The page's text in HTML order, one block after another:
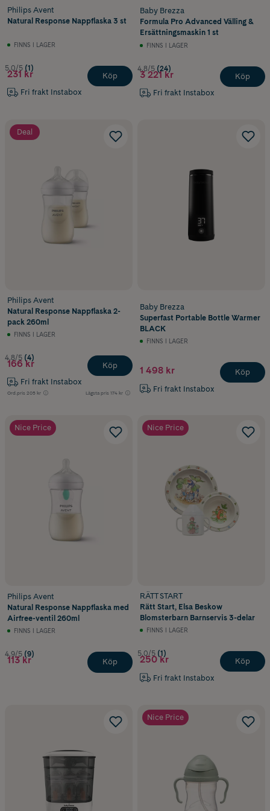
Barnbestick
– ergonomisk form och mjukt material
Pipmugg– spillfri övergång från flaska till mugg
– praktiskt för utflykter
Philips Avent
Natural Response Nappflaska 3 st
FINNS I LAGER
5.0/5 (1)
231 kr
Fri frakt Instabox
Köp
Baby Brezza
Formula Pro Advanced Välling &
Ersättningsmaskin 1 st
FINNS I LAGER
4.8/5 (24)
3 221 kr
Fri frakt Instabox
Köp
Deal
Philips Avent
Natural Response Nappflaska 2-
pack 260ml
FINNS I LAGER
4.8/5 (4)
166 kr
Fri frakt Instabox
Ord.pris 205 kr Lägsta pris 174 kr
Köp
Baby Brezza
Superfast Portable Bottle Warmer
BLACK
FINNS I LAGER
1 498 kr
Fri frakt Instabox
Köp
Nice Price
Philips Avent
Natural Response Nappflaska med
Airfree-ventil 260ml
FINNS I LAGER
4.9/5 (9)
113 kr Köp
Nice Price
RÄTT START
Rätt Start, Elsa Beskow
Blomsterbarn Barnservis 3-delar
FINNS I LAGER
5.0/5 (1)
250 kr
Fri frakt Instabox
Köp
Nice Price